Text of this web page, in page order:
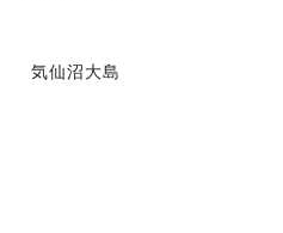
気仙沼大島